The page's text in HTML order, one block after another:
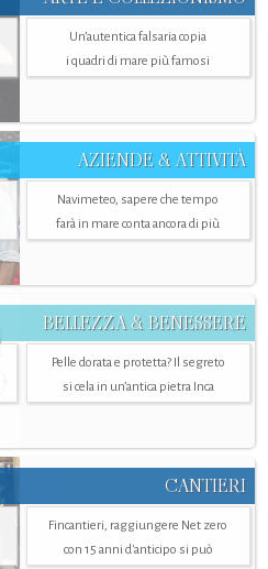
Un’autentica falsaria copia
i quadri di mare più famosi
AZIENDE & ATTIVITÀ
Navimeteo, sapere che tempo
farà in mare conta ancora di più
BELLEZZA & BENESSERE
Pelle dorata e protetta? Il segreto
si cela in un’antica pietra Inca
CANTIERI
Fincantieri, raggiungere Net zero
con 15 anni d'anticipo si può